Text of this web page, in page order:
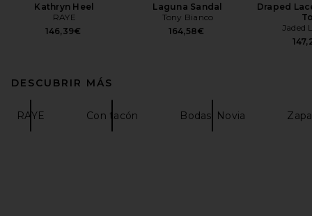
Kathryn Heel
RAYE
146,39€
Laguna Sandal
Tony Bianco
164,58€
Draped
Jaded
DESCUBRIR MÁS
RAYE Con tacón Bodas: Novia